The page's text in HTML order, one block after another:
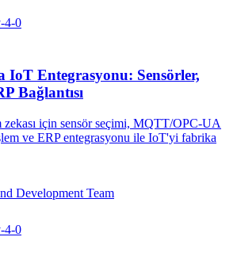
4-0
IoT Entegrasyonu: Sensörler,
Bağlantısı
zekası için sensör seçimi, MQTT/OPC-UA
ve ERP entegrasyonu ile IoT'yi fabrika
Development Team
4-0